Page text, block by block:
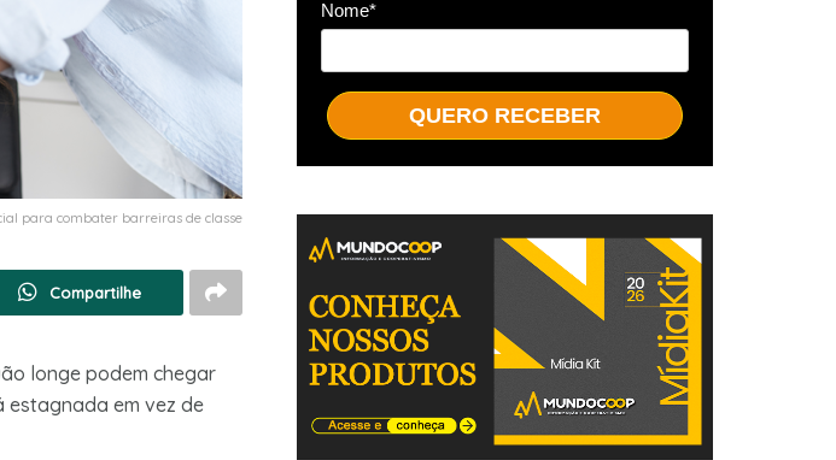
para combater barreiras de classe
Compartilhe
longe podem chegar
estagnada em vez de
Nome*
QUERO RECEBER